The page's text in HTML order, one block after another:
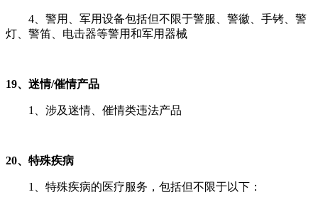
4、警用、军用设备包括但不限于警服、警徽、手铐、警
灯、警笛、电击器等警用和军用器械
19、迷情/催情产品
1、涉及迷情、催情类违法产品
20、特殊疾病
1、 特殊疾病的医疗服务，包括但不限于以下：